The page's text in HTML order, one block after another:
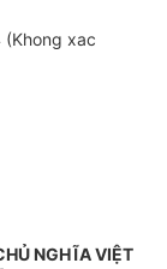
(Khong xac
NGHĨA VIỆT